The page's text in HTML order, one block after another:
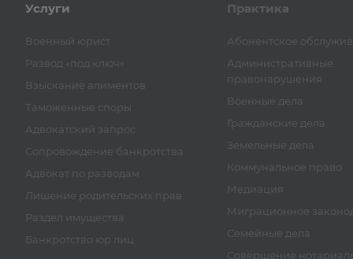
Услуги
Военный юрист
Развод «под ключ»
Взыскание алиментов
Таможенные споры
Адвокатский запрос
Сопровождение банкротства
Адвокат по разводам
Лишение родительских прав
Раздел имущества
Банкротство юр лиц
Практика
Абонентское
Административные
правонарушения
Военные дела
Гражданские дела
Земельные дела
Коммунальное право
Медиация
Миграционное
Семейные дела
Совершение